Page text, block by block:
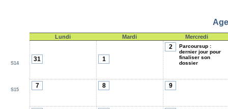
Lundi Mardi Mercredi
S14
31 1
2
Parcoursup :
dernier jour pour
finaliser son
dossier
S15
7 8 9